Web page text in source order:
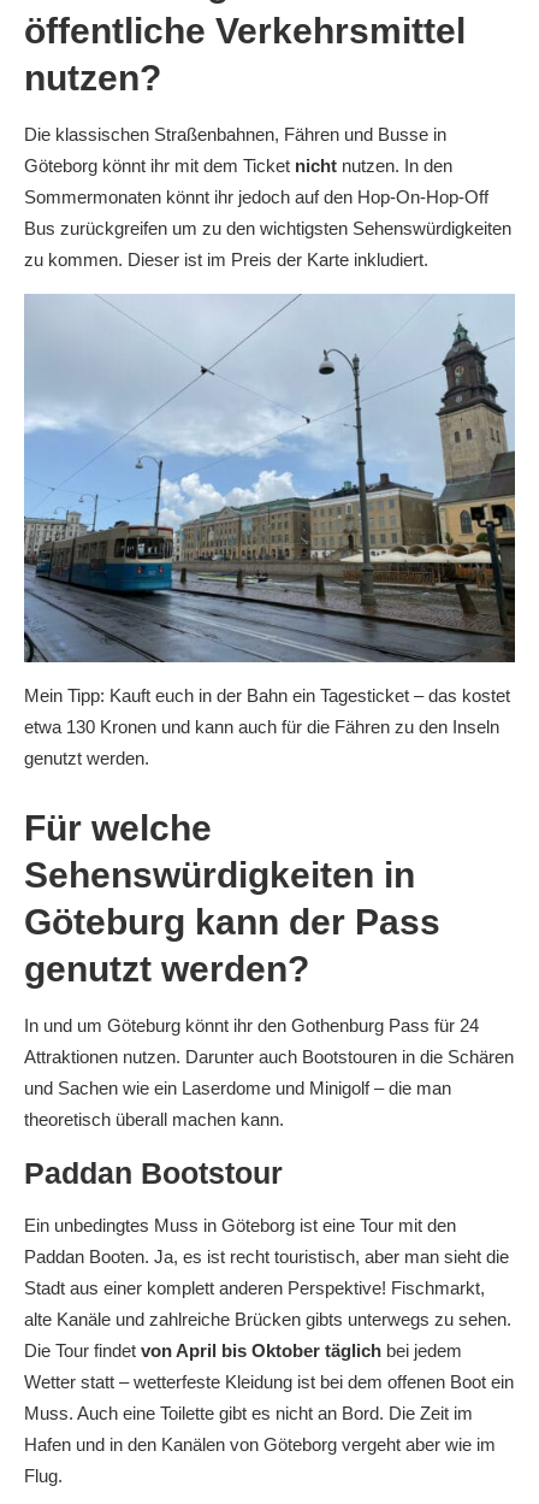
öffentliche Verkehrsmittel
nutzen?
Die klassischen Straßenbahnen, Fähren und Busse in
Göteborg könnt ihr mit dem Ticket nicht nutzen. In den
Sommermonaten könnt ihr jedoch auf den Hop-On-Hop-Off
Bus zurückgreifen um zu den wichtigsten Sehenswürdigkeiten
zu kommen. Dieser ist im Preis der Karte inkludiert.
Mein Tipp: Kauft euch in der Bahn ein Tagesticket – das kostet
etwa 130 Kronen und kann auch für die Fähren zu den Inseln
genutzt werden.
Für welche
Sehenswürdigkeiten in
Göteburg kann der Pass
genutzt werden?
In und um Göteburg könnt ihr den Gothenburg Pass für 24
Attraktionen nutzen. Darunter auch Bootstouren in die Schären
und Sachen wie ein Laserdome und Minigolf – die man
theoretisch überall machen kann.
Paddan Bootstour
Ein unbedingtes Muss in Göteborg ist eine Tour mit den
Paddan Booten. Ja, es ist recht touristisch, aber man sieht die
Stadt aus einer komplett anderen Perspektive! Fischmarkt,
alte Kanäle und zahlreiche Brücken gibts unterwegs zu sehen.
Die Tour findet von April bis Oktober täglich bei jedem
Wetter statt – wetterfeste Kleidung ist bei dem offenen Boot ein
Muss. Auch eine Toilette gibt es nicht an Bord. Die Zeit im
Hafen und in den Kanälen von Göteborg vergeht aber wie im
Flug.